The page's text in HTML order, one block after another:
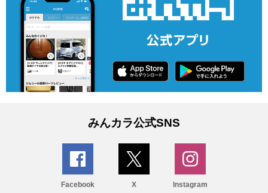
みんカラ公式SNS
Facebook X Instagram